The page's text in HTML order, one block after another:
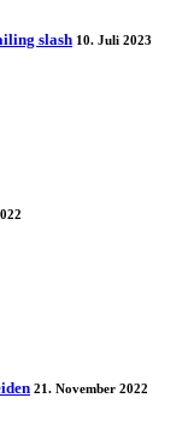
slash 10. Juli 2023
21. November 2022